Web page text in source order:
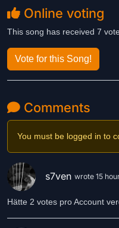
generierten Inhalten, die
Ich hoffe, dass euch der
Daumen hoch sehr freuen.
P.S. ich hoffe, dass der
entspricht
Online voting
This song has received 7
Vote for this Song!
Comments
You must be logged in to
s7ven wrote 15
Hätte 2 votes pro Account